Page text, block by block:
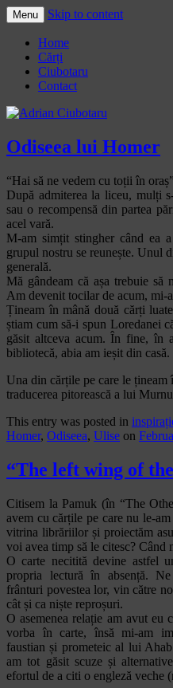
Adrian
Menu Skip to content
Home
Cărți
Ciubotaru
Contact
Odiseea lui Homer
“Hai să ne vedem cu toții în
După admiterea la liceu, mulți
sau o recompensă din partea
acel vară.
M-am simțit stingher când ea
grupul nostru se reunește. Unul
generală.
Mă gândeam că așa trebuie să
Am devenit tocilar de acum, mi-
Țineam în mână două cărți
știam cum să-i spun Loredanei
găsit altceva acum. În fine, în
bibliotecă, abia am ieșit din casă.
Una din cărțile pe care le
traducerea pitorească a lui
This entry was posted in
Homer, Odiseea, Ulise on
“The left wing of
Citisem la Pamuk (în “The
avem cu cărțile pe care nu le-
vitrina librăriilor și proiectăm
voi avea timp să le citesc? Când
O carte necitită devine astfel
propria lectură în absență.
frânturi povestea lor, vin către
cât și ca niște reproșuri.
O asemenea relație am avut eu
vorba în carte, însă mi-am
faustian și prometeic al lui
am tot găsit scuze și
efortul de a citi o engleză veche